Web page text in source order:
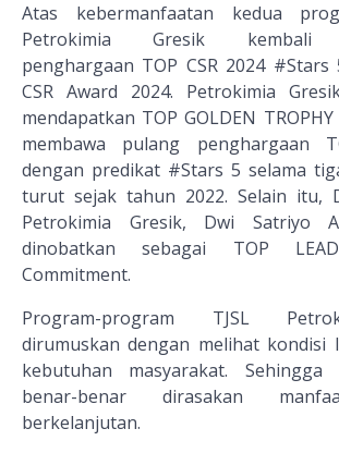
Atas kebermanfaatan kedua
Petrokimia Gresik kembali
penghargaan TOP CSR 2024
CSR Award 2024. Petrokimia
mendapatkan TOP GOLDEN
membawa pulang penghargaan
dengan predikat #Stars 5 selama
turut sejak tahun 2022. Selain itu,
Petrokimia Gresik, Dwi Satriyo
dinobatkan sebagai TOP
Commitment.
Program-program TJSL
dirumuskan dengan melihat kondisi
kebutuhan masyarakat. Sehingga
benar-benar dirasakan
berkelanjutan.